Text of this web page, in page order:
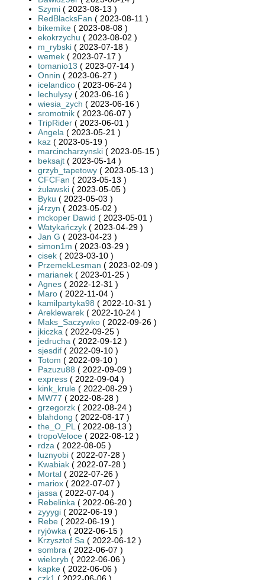
Szymi ( 2023-08-13 )
RedBlacksFan ( 2023-08-11 )
bikemike ( 2023-08-08 )
ekokrzychu ( 2023-08-02 )
m_rybski ( 2023-07-18 )
wemek ( 2023-07-17 )
tomanio13 ( 2023-07-14 )
Onnin ( 2023-06-27 )
icelandico ( 2023-06-24 )
lechulysy ( 2023-06-16 )
wiesia_zych ( 2023-06-16 )
sromotnik ( 2023-06-07 )
TripRider ( 2023-06-01 )
Angela ( 2023-05-21 )
kaz ( 2023-05-19 )
marcincharzynski ( 2023-05-15 )
beksajt ( 2023-05-14 )
grzyb_tapetowy ( 2023-05-13 )
CFCFan ( 2023-05-13 )
żuławski ( 2023-05-05 )
Byku ( 2023-05-03 )
j4rzyn ( 2023-05-02 )
mckoper Dawid ( 2023-05-01 )
Watykańczyk ( 2023-04-29 )
Jan G ( 2023-04-23 )
simon1m ( 2023-03-29 )
cisek ( 2023-03-10 )
PrzemekLesman ( 2023-02-09 )
marianek ( 2023-01-25 )
Agnes ( 2022-12-31 )
Maro ( 2022-11-04 )
kamilpartyka98 ( 2022-10-31 )
Areklewarek ( 2022-10-24 )
Maks_Saczywko ( 2022-09-26 )
jkiczka ( 2022-09-25 )
jedrucha ( 2022-09-12 )
sjesdif ( 2022-09-10 )
Totom ( 2022-09-10 )
Pazuzu88 ( 2022-09-09 )
express ( 2022-09-04 )
kink_krule ( 2022-08-29 )
MW77 ( 2022-08-28 )
grzegorzk ( 2022-08-24 )
blahdong ( 2022-08-17 )
the_O_PL ( 2022-08-13 )
tropoVeloce ( 2022-08-12 )
rdza ( 2022-08-05 )
luznyobi ( 2022-07-28 )
Kwabiak ( 2022-07-28 )
Mortal ( 2022-07-26 )
mariox ( 2022-07-07 )
jassa ( 2022-07-04 )
Rebelinka ( 2022-06-20 )
zyyygi ( 2022-06-19 )
Rebe ( 2022-06-19 )
ryjówka ( 2022-06-15 )
Krzysztof Sa ( 2022-06-12 )
sombra ( 2022-06-07 )
wieloryb ( 2022-06-06 )
kapke ( 2022-06-06 )
czk1 ( 2022-06-06 )